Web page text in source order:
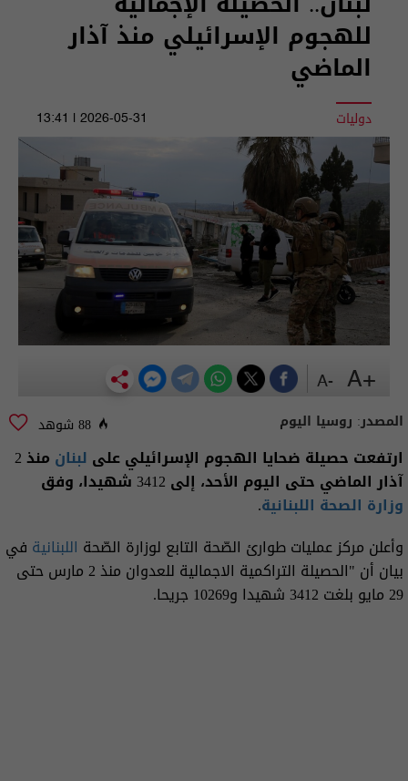
للهجوم الإسرائيلي منذ آذار
الماضي
دوليات 2026-05-31 | 13:41
المصدر: روسيا اليوم 88 شوهد
ارتفعت حصيلة ضحايا الهجوم الإسرائيلي على لبنان
منذ 2
آذار الماضي حتى اليوم الأحد، إلى 3412 شهيدا، وفق
وزارة الصحة اللبنانية.
وأعلن مركز عمليات طوارئ الصّحة التابع لوزارة الصّحة اللبنانية في
بيان أن "الحصيلة التراكمية الاجمالية للعدوان منذ 2 مارس حتى
29 مايو بلغت 3412 شهيدا و10269 جريحا.
+A
-A